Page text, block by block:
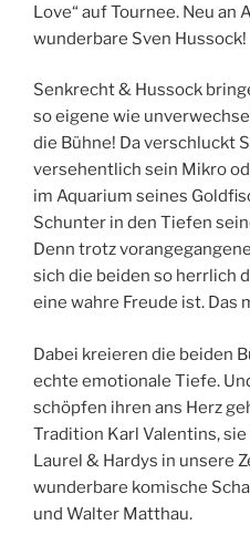
Love“ auf Tournee. Neu an
wunderbare Sven Hussock!
Senkrecht & Hussock
so eigene wie
die Bühne! Da verschluckt
versehentlich sein Mikro
im Aquarium seines
Schunter in den Tiefen
Denn trotz
sich die beiden so herrlich
eine wahre Freude ist. Das
Dabei kreieren die beiden
echte emotionale Tiefe.
schöpfen ihren ans Herz
Tradition Karl Valentins,
Laurel & Hardys in unsere
wunderbare komische
und Walter Matthau.